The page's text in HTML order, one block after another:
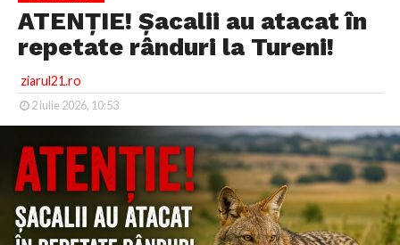
ATENȚIE! Șacalii au atacat în
repetate rânduri la Tureni!
ziarul21.ro
2 iulie 2026, 10:53